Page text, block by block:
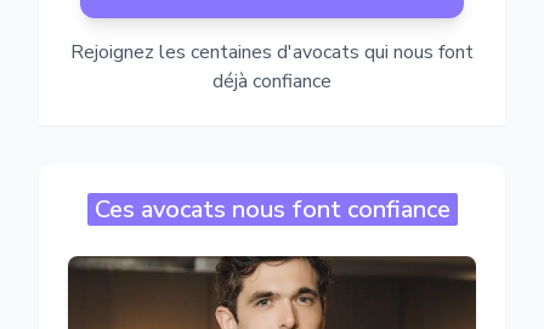
Rejoignez les centaines d'avocats qui nous font
déjà confiance
Ces avocats nous font confiance